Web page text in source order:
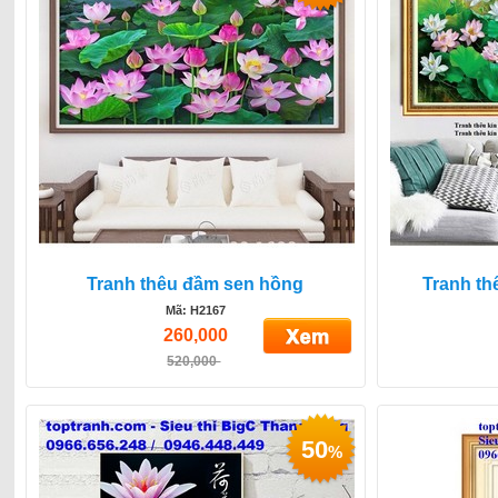
Tranh thêu đầm sen hồng
Mã: H2167
260,000
520,000
Tranh
50%